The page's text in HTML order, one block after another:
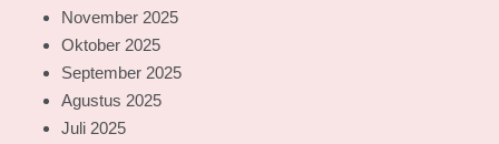
November 2025
Oktober 2025
September 2025
Agustus 2025
Juli 2025